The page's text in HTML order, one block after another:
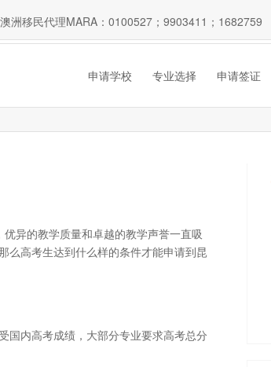
澳洲移民代理MARA：0100527；9903411；1682759
申请学校 专业选择 申请签证
异的教学质量和卓越的教学声誉一直吸
么高考生达到什么样的条件才能申请到昆
国内高考成绩，大部分专业要求高考总分